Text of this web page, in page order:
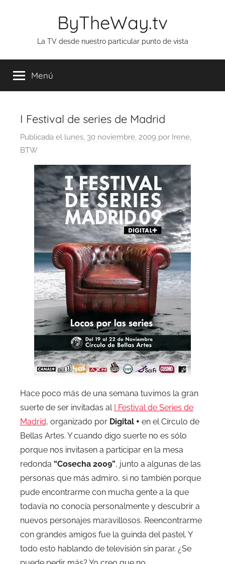
ByTheWay.tv
La TV desde nuestro particular punto de vista
Menú
I Festival de series de Madrid
Publicada el lunes, 30 noviembre, 2009 por Irene,
BTW
Hace poco más de una semana tuvimos la gran
suerte de ser invitadas al I Festival de Series de
Madrid, organizado por Digital + en el Círculo de
Bellas Artes. Y cuando digo suerte no es sólo
porque nos invitasen a participar en la mesa
redonda “Cosecha 2009”, junto a algunas de las
personas que más admiro, si no también porque
pude encontrarme con mucha gente a la que
todavía no conocía personalmente y descubrir a
nuevos personajes maravillosos. Reencontrarme
con grandes amigos fue la guinda del pastel. Y
todo esto hablando de televisión sin parar. ¿Se